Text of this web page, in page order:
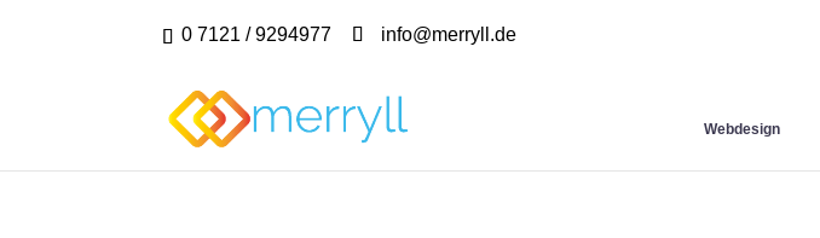
0 7121 / 9294977 info@merryll.de
Webdesign